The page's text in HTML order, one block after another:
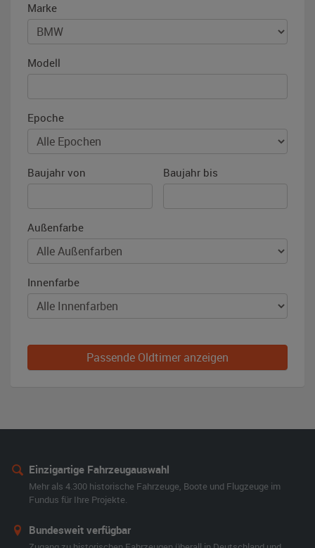
Marke
Modell
Epoche
Baujahr von Baujahr bis
Außenfarbe
Innenfarbe
Passende Oldtimer anzeigen
Einzigartige Fahrzeugauswahl
Mehr als 4.300 historische Fahrzeuge, Boote und Flugzeuge im
Fundus für Ihre Projekte.
Bundesweit verfügbar